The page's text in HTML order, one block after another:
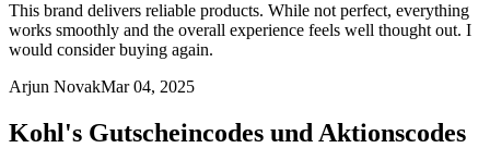
This brand delivers reliable products. While not perfect, everything
works smoothly and the overall experience feels well thought out. I
would consider buying again.
Arjun NovakMar 04, 2025
Kohl's Gutscheincodes und Aktionscodes